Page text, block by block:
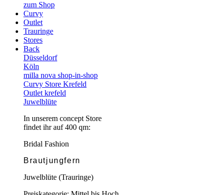
zum Shop
Curvy
Outlet
Trauringe
Stores
Back
Düsseldorf
Köln
milla nova shop-in-shop
Curvy Store Krefeld
Outlet krefeld
Juwelblüte
In unserem concept Store
findet ihr auf 400 qm:
Bridal Fashion
Brautjungfern
Juwelblüte (Trauringe)